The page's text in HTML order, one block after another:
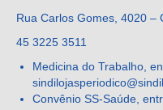
Rua Carlos Gomes, 4020 –
45 3225 3511
Medicina do Trabalho,
Convênio SS-Saúde,